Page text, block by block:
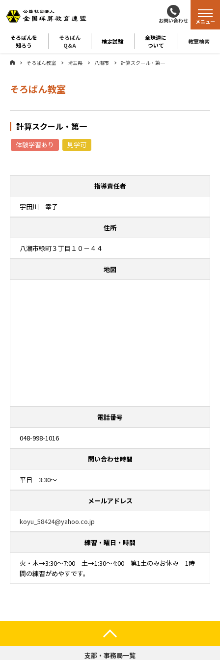
お問い合わせ
そろばんを
知ろう
そろばん
Q&A
検定試験
全珠連に
ついて
教室検索
メニュー
そろばん教室 埼玉県 八潮市 計算スクール・第一
そろばん教室
計算スクール・第一
体験学習あり 見学可
指導責任者
宇田川 幸子
住所
八潮市緑町３丁目１０－４４
地図
電話番号
048-998-1016
問い合わせ時間
平日 3:30～
メールアドレス
koyu_58424@yahoo.co.jp
練習・曜日・時間
火・木→3:30～7:00 土→1:30～4:00 第1土のみお休み 1時
間の練習がめやすです。
支部・事務局一覧